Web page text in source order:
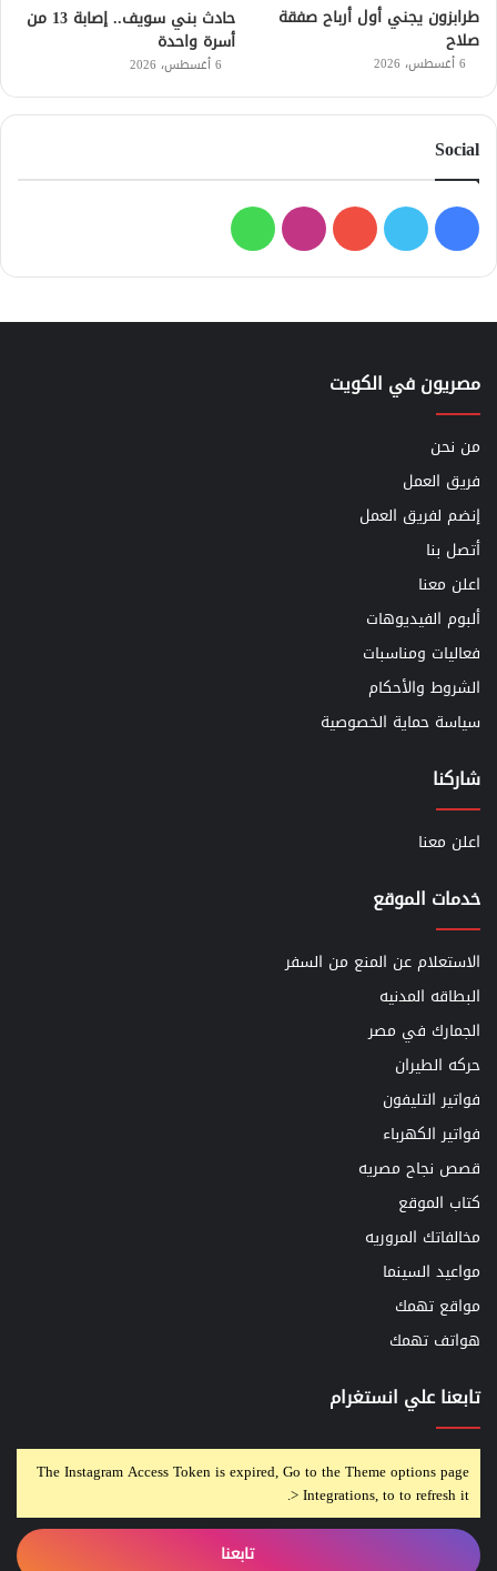
طرابزون يجني أول أرباح صفقة
صلاح
6 أغسطس، 2026
حادث بني سويف.. إصابة 13 من
أسرة واحدة
6 أغسطس، 2026
Social
فيسبوك
تويتر يوتيوبانستقرامواتساب
مصريون في الكويت
من نحن
فريق العمل
إنضم لفريق العمل
أتصل بنا
اعلن معنا
ألبوم الفيديوهات
فعاليات ومناسبات
الشروط والأحكام
سياسة حماية الخصوصية
شاركنا
اعلن معنا
خدمات الموقع
الاستعلام عن المنع من السفر
البطاقه المدنيه
الجمارك في مصر
حركه الطيران
فواتير التليفون
فواتير الكهرباء
قصص نجاح مصريه
كتاب الموقع
مخالفاتك المروريه
مواعيد السينما
مواقع تهمك
هواتف تهمك
تابعنا علي انستغرام
The Instagram Access Token is expired, Go to the Theme options page
> Integrations, to to refresh it.
تابعنا